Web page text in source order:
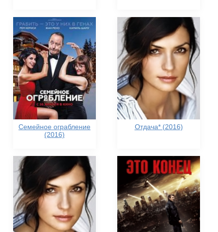
Семейное ограбление
(2016)
Отдача* (2016)